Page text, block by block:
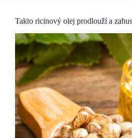
Takto ricinový olej prodlouží a